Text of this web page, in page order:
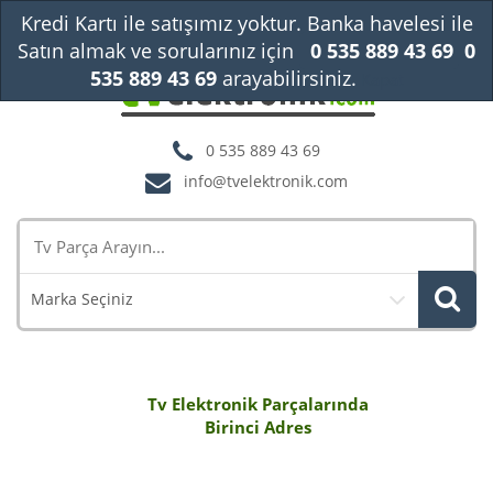
0 535 889 43 69
info@tvelektronik.com
Marka Seçiniz
Tv Elektronik Parçalarında
Birinci Adres
Kredi Kartı ile satışımız yoktur. Banka havelesi ile
Satın almak ve sorularınız için
0 535 889 43 69 0
535 889 43 69arayabilirsiniz.